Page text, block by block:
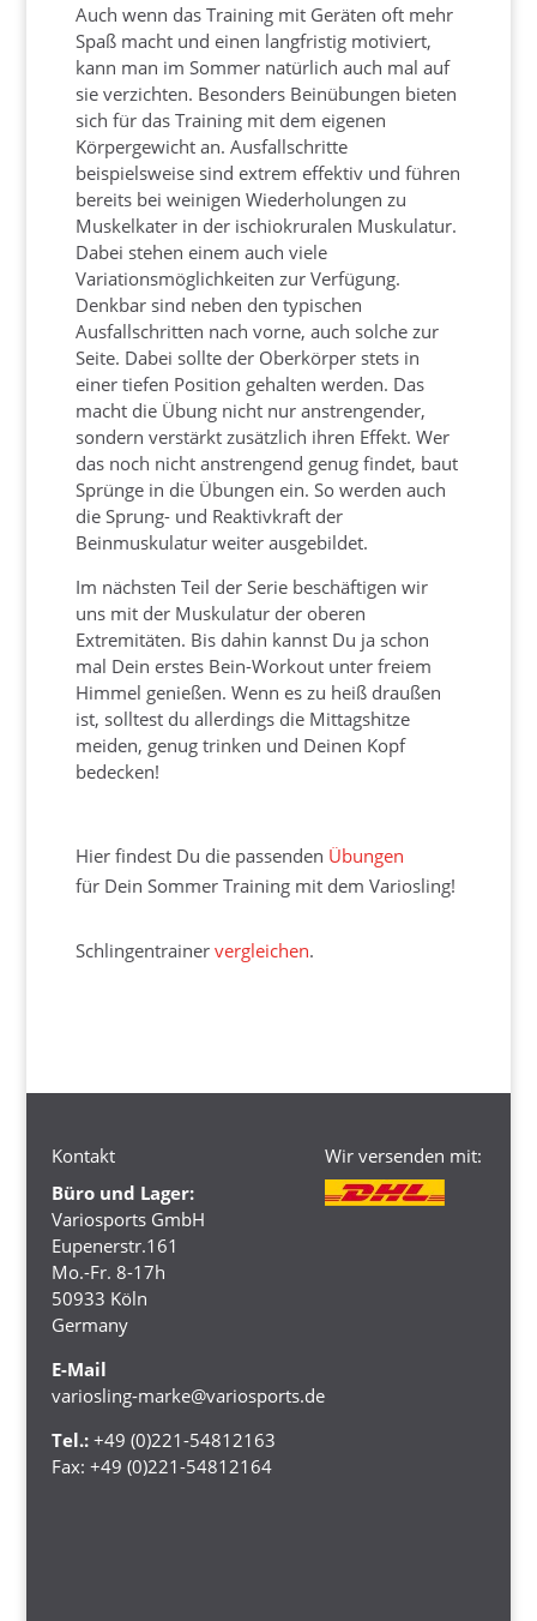
Auch wenn das Training mit Geräten oft mehr
Spaß macht und einen langfristig motiviert,
kann man im Sommer natürlich auch mal auf
sie verzichten. Besonders Beinübungen bieten
sich für das Training mit dem eigenen
Körpergewicht an. Ausfallschritte
beispielsweise sind extrem effektiv und führen
bereits bei weinigen Wiederholungen zu
Muskelkater in der ischiokruralen Muskulatur.
Dabei stehen einem auch viele
Variationsmöglichkeiten zur Verfügung.
Denkbar sind neben den typischen
Ausfallschritten nach vorne, auch solche zur
Seite. Dabei sollte der Oberkörper stets in
einer tiefen Position gehalten werden. Das
macht die Übung nicht nur anstrengender,
sondern verstärkt zusätzlich ihren Effekt. Wer
das noch nicht anstrengend genug findet, baut
Sprünge in die Übungen ein. So werden auch
die Sprung- und Reaktivkraft der
Beinmuskulatur weiter ausgebildet.
Im nächsten Teil der Serie beschäftigen wir
uns mit der Muskulatur der oberen
Extremitäten. Bis dahin kannst Du ja schon
mal Dein erstes Bein-Workout unter freiem
Himmel genießen. Wenn es zu heiß draußen
ist, solltest du allerdings die Mittagshitze
meiden, genug trinken und Deinen Kopf
bedecken!
Hier findest Du die passenden Übungen
für Dein Sommer Training mit dem Variosling!
Schlingentrainer vergleichen.
Kontakt
Büro und Lager:
Variosports GmbH
Eupenerstr.161
Mo.-Fr. 8-17h
50933 Köln
Germany
E-Mail
variosling-marke@variosports.de
Tel.: +49 (0)221-54812163
Fax: +49 (0)221-54812164
Wir versenden mit: